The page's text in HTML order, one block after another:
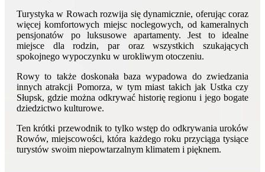
Turystyka w Rowach rozwija się dynamicznie, oferując coraz
więcej komfortowych miejsc noclegowych, od kameralnych
pensjonatów po luksusowe apartamenty. Jest to idealne
miejsce dla rodzin, par oraz wszystkich szukających
spokojnego wypoczynku w urokliwym otoczeniu.
Rowy to także doskonała baza wypadowa do zwiedzania
innych atrakcji Pomorza, w tym miast takich jak Ustka czy
Słupsk, gdzie można odkrywać historię regionu i jego bogate
dziedzictwo kulturowe.
Ten krótki przewodnik to tylko wstęp do odkrywania uroków
Rowów, miejscowości, która każdego roku przyciąga tysiące
turystów swoim niepowtarzalnym klimatem i pięknem.